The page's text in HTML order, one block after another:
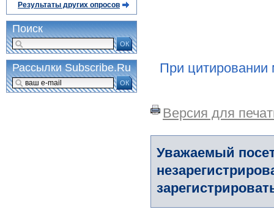
При цитировании
Версия для
Уважаемый
Результаты других опросов
Поиск
ОК
Рассылки Subscribe.Ru
ОК